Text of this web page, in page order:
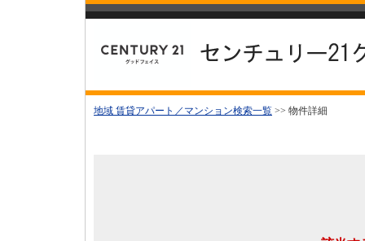
地域 賃貸アパート／マンション検索一覧 >> 物件詳細